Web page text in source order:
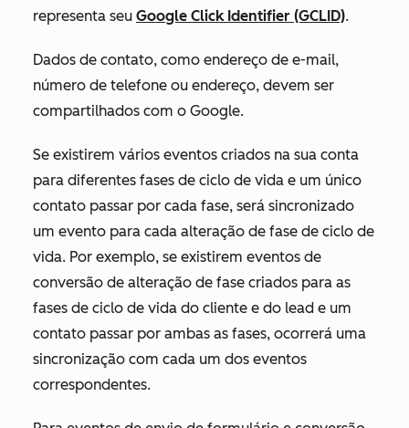
representa seu Google Click Identifier (GCLID).
Dados de contato, como endereço de e-mail,
número de telefone ou endereço, devem ser
compartilhados com o Google.
Se existirem vários eventos criados na sua conta
para diferentes fases de ciclo de vida e um único
contato passar por cada fase, será sincronizado
um evento para cada alteração de fase de ciclo de
vida. Por exemplo, se existirem eventos de
conversão de alteração de fase criados para as
fases de ciclo de vida do cliente e do lead e um
contato passar por ambas as fases, ocorrerá uma
sincronização com cada um dos eventos
correspondentes.